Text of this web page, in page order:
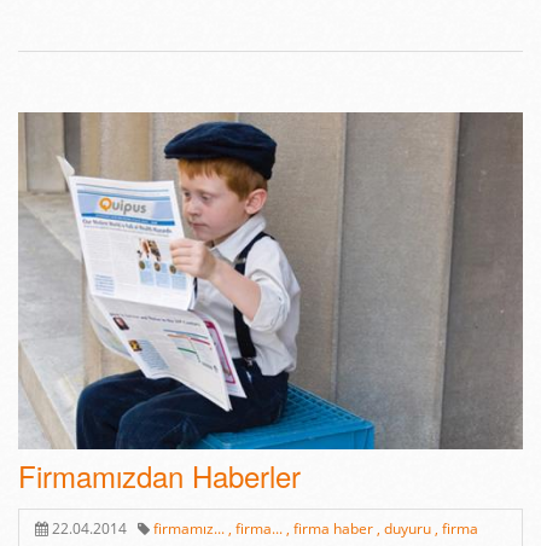
Firmamızdan Haberler
22.04.2014 firmamız... , firma... , firma haber , duyuru , firma